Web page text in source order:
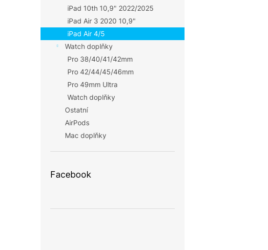
iPad 10th 10,9" 2022/2025
iPad Air 3 2020 10,9"
iPad Air 4/5
Watch doplňky
Pro 38/40/41/42mm
Pro 42/44/45/46mm
Pro 49mm Ultra
Watch doplňky
Ostatní
AirPods
Mac doplňky
Facebook